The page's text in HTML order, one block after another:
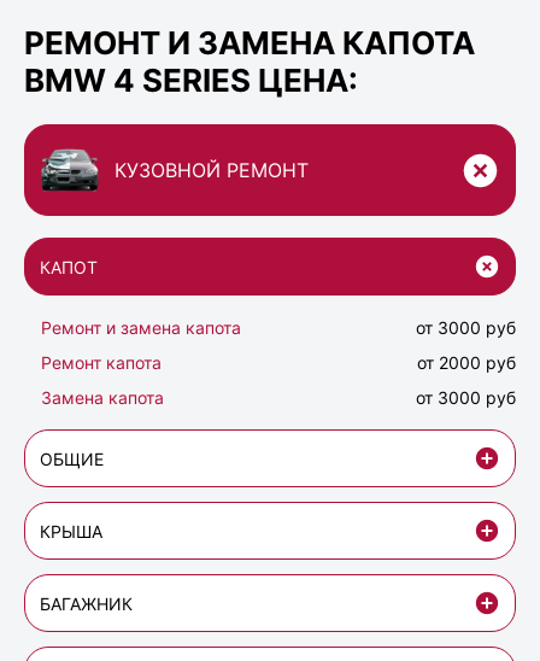
РЕМОНТ И ЗАМЕНА КАПОТА
BMW 4 SERIES ЦЕНА:
КУЗОВНОЙ РЕМОНТ
КАПОТ
Ремонт и замена капота
от 3000 руб
Ремонт капота
от 2000 руб
Замена капота
от 3000 руб
ОБЩИЕ
КРЫША
БАГАЖНИК